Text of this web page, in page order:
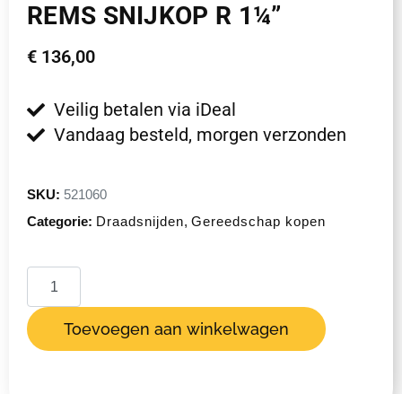
REMS SNIJKOP R 1¼”
€ 136,00
Veilig betalen via iDeal
Vandaag besteld, morgen verzonden
SKU: 521060
Categorie: Draadsnijden, Gereedschap kopen
Toevoegen aan winkelwagen